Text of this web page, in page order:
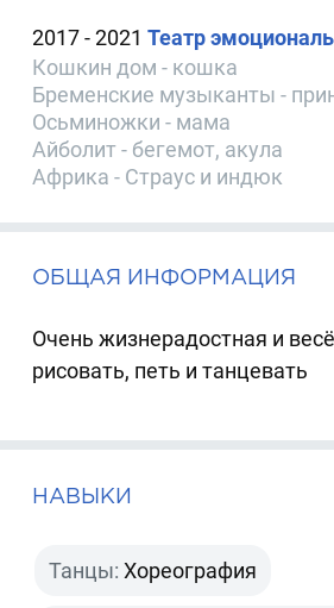
2017 - 2021Театр
Кошкин дом - кошка
Бременские музыканты -
Осьминожки - мама
Айболит - бегемот, акула
Африка - Страус и индюк
ОБЩАЯ ИНФОРМАЦИЯ
Очень жизнерадостная и
рисовать, петь и танцевать
НАВЫКИ
Танцы: Хореография